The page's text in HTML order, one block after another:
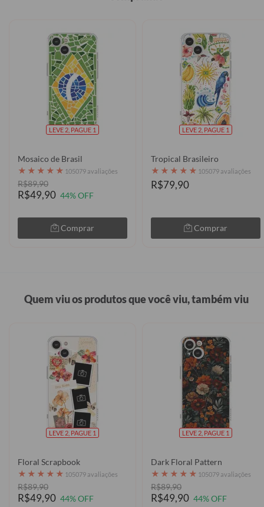
LEVE 2, PAGUE 1
Mosaico de Brasil
★ ★ ★ ★ ★ 105079 avaliações
R$89,90
R$49,90 44% OFF
Comprar
LEVE 2, PAGUE 1
Tropical Brasileiro
★ ★ ★ ★ ★ 105079 avaliações
R$79,90
Comprar
Quem viu os produtos que você viu, também viu
LEVE 2, PAGUE 1
Floral Scrapbook
★ ★ ★ ★ ★ 105079 avaliações
R$89,90
R$49,90 44% OFF
LEVE 2, PAGUE 1
Dark Floral Pattern
★ ★ ★ ★ ★ 105079 avaliações
R$89,90
R$49,90 44% OFF